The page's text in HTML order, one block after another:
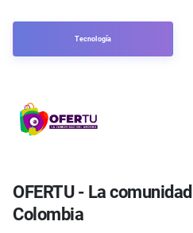
Tecnología
OFERTU - La
Colombia